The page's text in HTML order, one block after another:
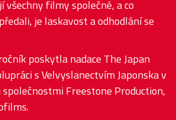
všechny filmy společné, a co
je laskavost a odhodlání se
poskytla nadace The Japan
s Velvyslanectvím Japonska v
Freestone Production,